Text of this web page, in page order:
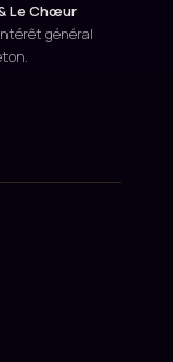
Le Chœur
général